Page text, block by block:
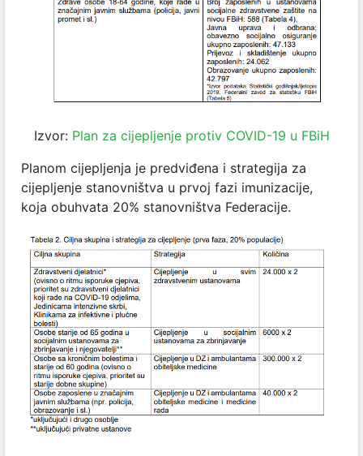
Izvor: Plan za cijepljenje protiv COVID-19 u FBiH
Planom cijepljenja je predviđena i strategija za
cijepljenje stanovništva u prvoj fazi imunizacije,
koja obuhvata 20% stanovništva Federacije.